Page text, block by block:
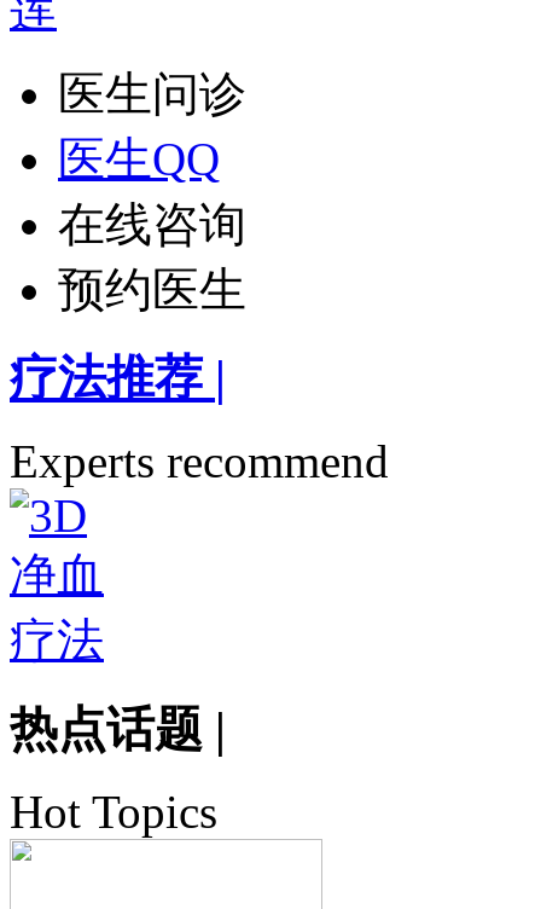
医生问诊
医生QQ
在线咨询
预约医生
疗法推荐 |
Experts recommend
热点话题 |
Hot Topics